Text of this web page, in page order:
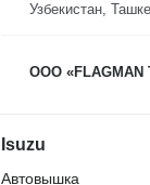
Узбекистан,
ООО «FLAGMAN
Isuzu
Автовышка